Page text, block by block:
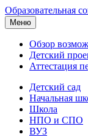
Образовательная
Меню
Обзор
Детский
Аттестация
Детский сад
Начальная
Школа
НПО и СПО
ВУЗ